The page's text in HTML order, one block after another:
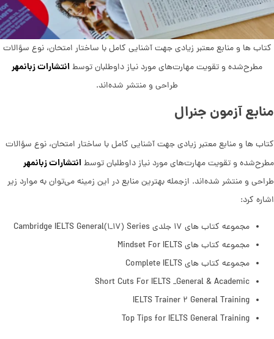
کتاب ها و منابع معتبر زیادی جهت آشنایی کامل با ساختار امتحان، نوع سؤالات
مطرح‌شده و تقویت مهارت‌های مورد نیاز داوطلبان توسطانتشارات زبانمهر
طراحی و منتشر شده‌اند.
منابع آزمون جنرال
کتاب ها و منابع معتبر زیادی جهت آشنایی کامل با ساختار امتحان، نوع سؤالات
مطرح‌شده و تقویت مهارت‌های مورد نیاز داوطلبان توسطانتشارات زبانمهر
طراحی و منتشر شده‌اند. ازجمله بهترین منابع در این زمینه می‌توان به موارد زیر
اشاره کرد:
مجموعه کتاب های ۱۷ جلدی Cambridge IELTS General(۱_۱۷) Series
مجموعه کتاب های Mindset For IELTS
مجموعه کتاب های Complete IELTS
Short Cuts For IELTS _General & Academic
IELTS Trainer ۲ General Training
Top Tips for IELTS General Training